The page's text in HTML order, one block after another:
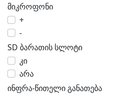
მიკროფონი
+
-
SD ბარათის სლოტი
კი
არა
ინფრა-წითელი განათება